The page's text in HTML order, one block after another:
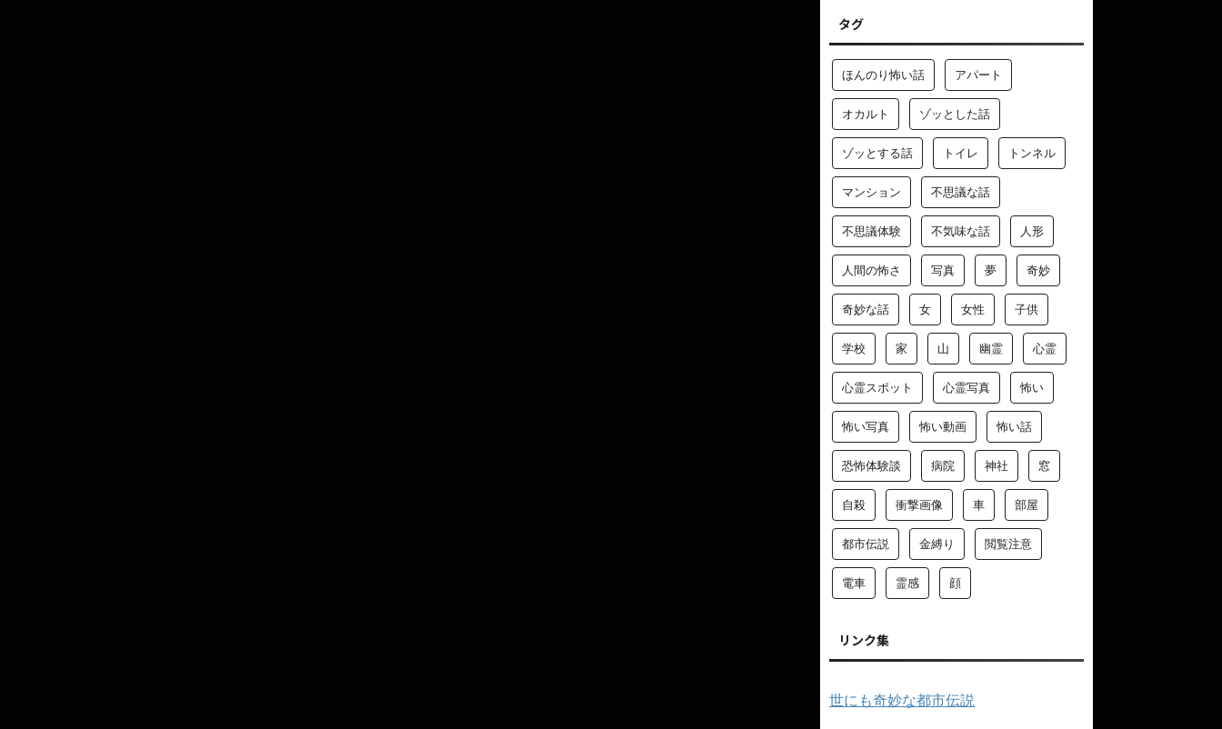
タグ
ほんのり怖い話 アパート
オカルト ゾッとした話
ゾッとする話 トイレ トンネル
マンション 不思議な話
不思議体験 不気味な話 人形
人間の怖さ 写真 夢 奇妙
奇妙な話 女 女性 子供
学校 家 山 幽霊 心霊
心霊スポット 心霊写真 怖い
怖い写真 怖い動画 怖い話
恐怖体験談 病院 神社 窓
自殺 衝撃画像 車 部屋
都市伝説 金縛り 閲覧注意
電車 霊感 顔
リンク集
世にも奇妙な都市伝説